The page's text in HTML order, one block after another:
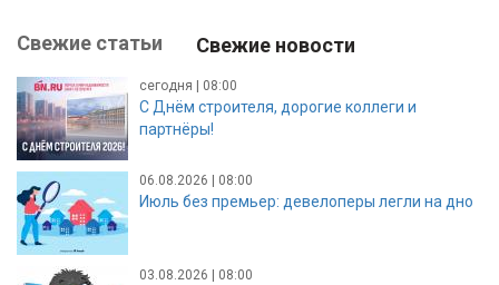
Свежие статьи Свежие новости
сегодня | 08:00
С Днём строителя, дорогие коллеги и
партнёры!
06.08.2026 | 08:00
Июль без премьер: девелоперы легли на дно
03.08.2026 | 08:00